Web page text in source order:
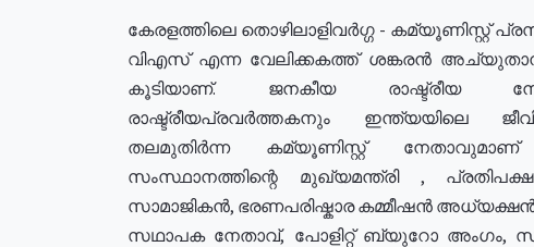
കേരളത്തിലെ തൊഴിലാളിവർഗ്ഗ - കമ്യൂണിസ്റ്റ്
വിഎസ് എന്ന വേലിക്കകത്ത് ശങ്കരൻ
കൂടിയാണ്. ജനകീയ രാഷ്ട്രീയ
രാഷ്ട്രീയപ്രവർത്തകനും ഇന്ത്യയിലെ
തലമുതിർന്ന കമ്യൂണിസ്റ്റ്
സംസ്ഥാനത്തിന്റെ മുഖ്യമന്ത്രി ,
സാമാജികൻ, ഭരണപരിഷ്കാര കമ്മീഷൻ അധ്യക്ഷൻ,
സഥാപക നേതാവ്, പോളിറ്റ് ബ്യുറോ അംഗം,